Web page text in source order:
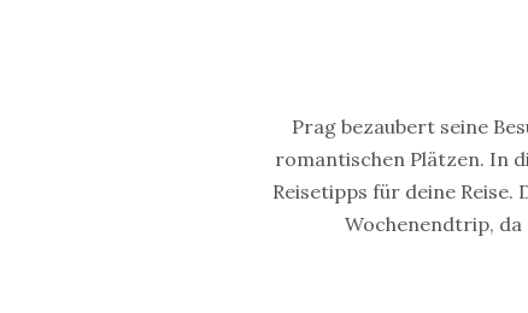
Prag bezaubert seine
romantischen Plätzen. In
Reisetipps für deine
Wochenendtrip, da